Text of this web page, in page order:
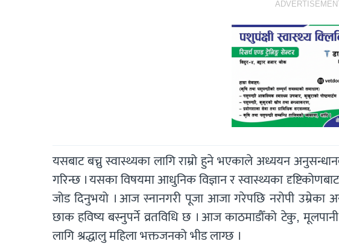
यसबाट बच्नु स्वास्थ्यका लागि राम्रो हुने भएकाले अध्ययन
गरिन्छ । यसका विषयमा आधुनिक विज्ञान र स्वास्थ्यका
जोड दिनुभयो । आज स्नानगरी पूजा आजा गरेपछि नरोपी
छाक हविष्य बस्नुपर्ने व्रतविधि छ । आज काठमाडौँको टेकु,
लागि श्रद्धालु महिला भक्तजनको भीड लाग्छ ।